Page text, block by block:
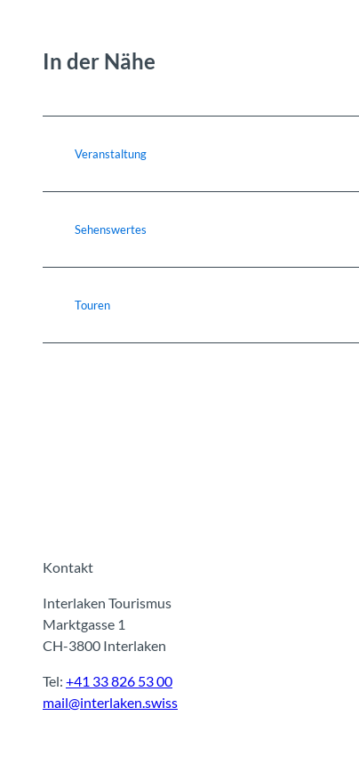
In der Nähe
Veranstaltung
Sehenswertes
Touren
Kontakt
Interlaken Tourismus
Marktgasse 1
CH-3800 Interlaken
Tel: +41 33 826 53 00
mail@interlaken.swiss